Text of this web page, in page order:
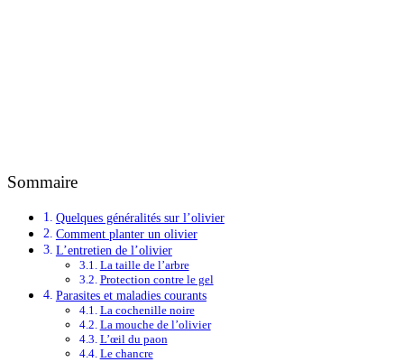
Sommaire
Quelques généralités sur l’olivier
Comment planter un olivier
L’entretien de l’olivier
La taille de l’arbre
Protection contre le gel
Parasites et maladies courants
La cochenille noire
La mouche de l’olivier
L’œil du paon
Le chancre